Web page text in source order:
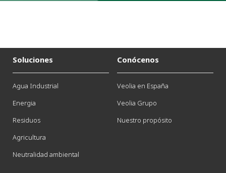
Soluciones
Agua Industrial
Energia
Residuos
Agricultura
Neutralidad ambiental
Conócenos
Veolia en España
Veolia Grupo
Nuestro propósito